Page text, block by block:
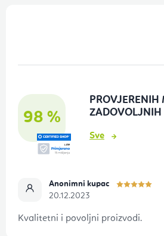
98 %
PROVJERENIH
ZADOVOLJNIH
Sve
Anonimni kupac
20.12.2023
Kvalitetni i povoljni proizvodi.